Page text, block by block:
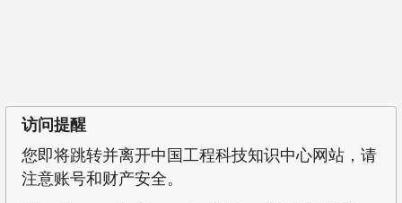
访问提醒
您即将跳转并离开中国工程科技知识中心网站，请
注意账号和财产安全。